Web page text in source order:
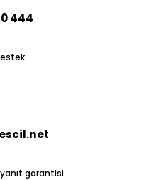
444
garantisi